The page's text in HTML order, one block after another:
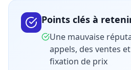
Points clés à
Une mauvaise
appels, des ventes
fixation de prix